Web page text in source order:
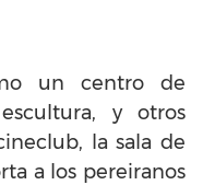
un centro de
y otros
la sala de
a los pereiranos